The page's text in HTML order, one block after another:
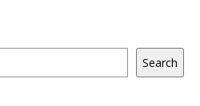
Search